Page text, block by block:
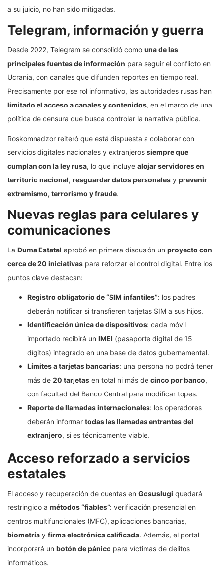
a su juicio, no han sido mitigadas.
Telegram, información y guerra
Desde 2022, Telegram se consolidó como una de las
principales fuentes de información para seguir el conflicto en
Ucrania, con canales que difunden reportes en tiempo real.
Precisamente por ese rol informativo, las autoridades rusas han
limitado el acceso a canales y contenidos, en el marco de una
política de censura que busca controlar la narrativa pública.
Roskomnadzor reiteró que está dispuesta a colaborar con
servicios digitales nacionales y extranjeros siempre que
cumplan con la ley rusa, lo que incluye alojar servidores en
territorio nacional, resguardar datos personales y prevenir
extremismo, terrorismo y fraude.
Nuevas reglas para celulares y
comunicaciones
La Duma Estatal aprobó en primera discusión un proyecto con
cerca de 20 iniciativas para reforzar el control digital. Entre los
puntos clave destacan:
Registro obligatorio de “SIM infantiles”: los padres
deberán notificar si transfieren tarjetas SIM a sus hijos.
Identificación única de dispositivos: cada móvil
importado recibirá un IMEI (pasaporte digital de 15
dígitos) integrado en una base de datos gubernamental.
Límites a tarjetas bancarias: una persona no podrá tener
más de 20 tarjetas en total ni más de cinco por banco,
con facultad del Banco Central para modificar topes.
Reporte de llamadas internacionales: los operadores
deberán informar todas las llamadas entrantes del
extranjero, si es técnicamente viable.
Acceso reforzado a servicios
estatales
El acceso y recuperación de cuentas en Gosuslugi quedará
restringido a métodos “fiables”: verificación presencial en
centros multifuncionales (MFC), aplicaciones bancarias,
biometría y firma electrónica calificada. Además, el portal
incorporará un botón de pánico para víctimas de delitos
informáticos.